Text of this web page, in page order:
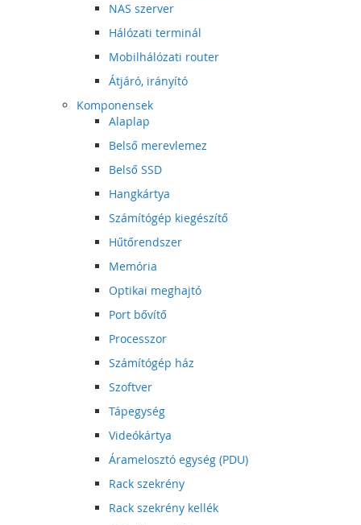
NAS szerver
Hálózati terminál
Mobilhálózati router
Átjáró, irányító
Komponensek
Alaplap
Belső merevlemez
Belső SSD
Hangkártya
Számítógép kiegészítő
Hűtőrendszer
Memória
Optikai meghajtó
Port bővítő
Processzor
Számítógép ház
Szoftver
Tápegység
Videókártya
Áramelosztó egység (PDU)
Rack szekrény
Rack szekrény kellék